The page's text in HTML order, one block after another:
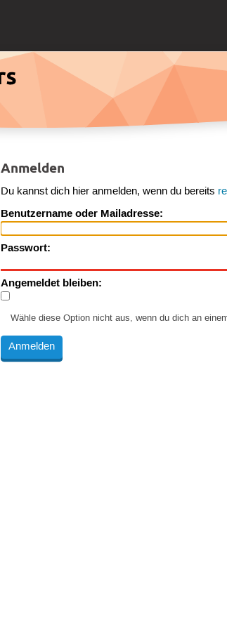
Anmelden
Du kannst dich hier anmelden, wenn du bereits
Benutzername oder Mailadresse:
Passwort:
Angemeldet bleiben:
Wähle diese Option nicht aus, wenn du dich an